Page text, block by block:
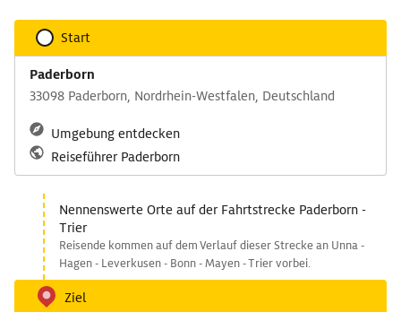
Start
Paderborn
33098 Paderborn, Nordrhein-Westfalen, Deutschland
Umgebung entdecken
Reiseführer Paderborn
Nennenswerte Orte auf der Fahrtstrecke Paderborn -
Trier
Reisende kommen auf dem Verlauf dieser Strecke an Unna -
Hagen - Leverkusen - Bonn - Mayen - Trier vorbei.
Ziel